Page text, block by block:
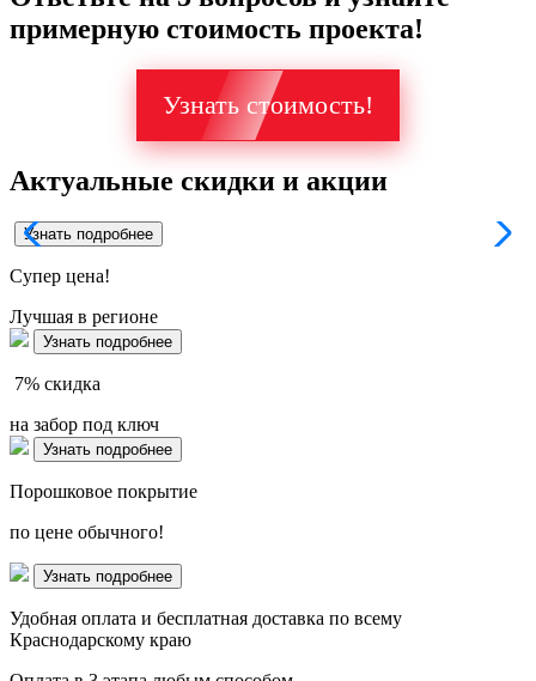
примерную стоимость проекта!
Узнать стоимость!
Актуальные скидки и акции
Узнать подробнее
Супер цена!
Лучшая в регионе
Узнать подробнее
7% скидка
на забор под ключ
Узнать подробнее
Порошковое покрытие
по цене обычного!
Узнать подробнее
Удобная оплата и бесплатная доставка по всему
Краснодарскому краю